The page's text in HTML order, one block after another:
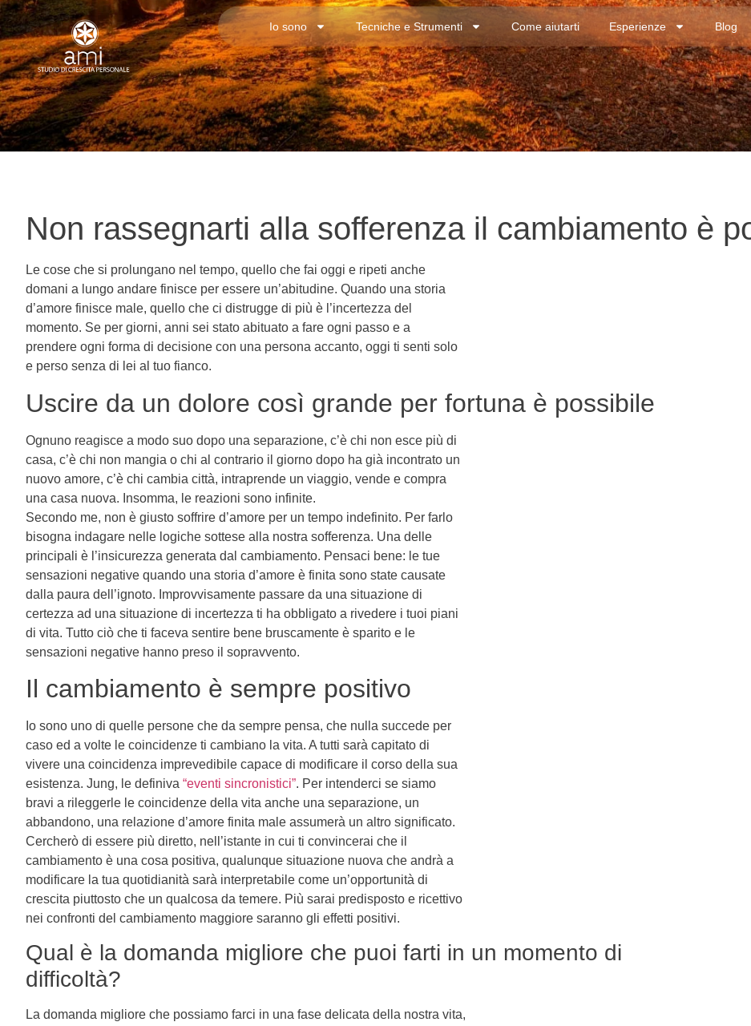
Io sono Tecniche e Strumenti Come aiutarti Esperienze Blog
Non rassegnarti alla sofferenza il cambiamento è
Le cose che si prolungano nel tempo, quello che fai oggi e ripeti anche
domani a lungo andare finisce per essere un’abitudine. Quando una storia
d’amore finisce male, quello che ci distrugge di più è l’incertezza del
momento. Se per giorni, anni sei stato abituato a fare ogni passo e a
prendere ogni forma di decisione con una persona accanto, oggi ti senti solo
e perso senza di lei al tuo fianco.
Uscire da un dolore così grande per fortuna è possibile
Ognuno reagisce a modo suo dopo una separazione, c’è chi non esce più di
casa, c’è chi non mangia o chi al contrario il giorno dopo ha già incontrato un
nuovo amore, c’è chi cambia città, intraprende un viaggio, vende e compra
una casa nuova. Insomma, le reazioni sono infinite.
Secondo me, non è giusto soffrire d’amore per un tempo indefinito. Per farlo
bisogna indagare nelle logiche sottese alla nostra sofferenza. Una delle
principali è l’insicurezza generata dal cambiamento. Pensaci bene: le tue
sensazioni negative quando una storia d’amore è finita sono state causate
dalla paura dell’ignoto. Improvvisamente passare da una situazione di
certezza ad una situazione di incertezza ti ha obbligato a rivedere i tuoi piani
di vita. Tutto ciò che ti faceva sentire bene bruscamente è sparito e le
sensazioni negative hanno preso il sopravvento.
Il cambiamento è sempre positivo
Io sono uno di quelle persone che da sempre pensa, che nulla succede per
caso ed a volte le coincidenze ti cambiano la vita. A tutti sarà capitato di
vivere una coincidenza imprevedibile capace di modificare il corso della sua
esistenza. Jung, le definiva “eventi sincronistici”. Per intenderci se siamo
bravi a rileggerle le coincidenze della vita anche una separazione, un
abbandono, una relazione d’amore finita male assumerà un altro significato.
Cercherò di essere più diretto, nell’istante in cui ti convincerai che il
cambiamento è una cosa positiva, qualunque situazione nuova che andrà a
modificare la tua quotidianità sarà interpretabile come un’opportunità di
crescita piuttosto che un qualcosa da temere. Più sarai predisposto e ricettivo
nei confronti del cambiamento maggiore saranno gli effetti positivi.
Qual è la domanda migliore che puoi farti in un momento di
difficoltà?
La domanda migliore che possiamo farci in una fase delicata della nostra vita,